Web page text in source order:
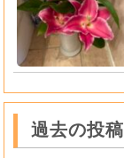
過去の投稿